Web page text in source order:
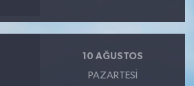
10 AĞUSTOS
PAZARTESI